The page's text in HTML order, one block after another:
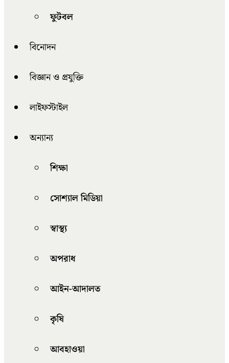
ফুটবল
বিনোদন
বিজ্ঞান ও প্রযুক্তি
লাইফস্টাইল
অন্যান্য
শিক্ষা
সোশ্যাল মিডিয়া
স্বাস্থ্য
অপরাধ
আইন-আদালত
কৃষি
আবহাওয়া